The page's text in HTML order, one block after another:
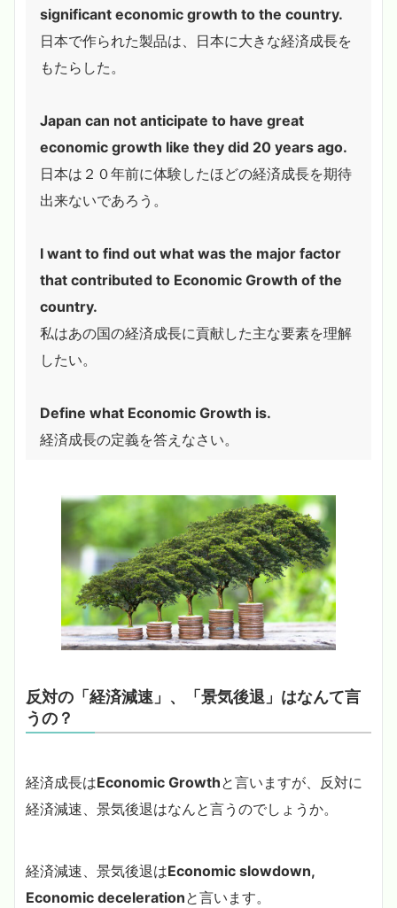
significant economic growth to the country.
日本で作られた製品は、日本に大きな経済成長を
もたらした。
Japan can not anticipate to have great
economic growth like they did 20 years ago.
日本は２０年前に体験したほどの経済成長を期待
出来ないであろう。
I want to find out what was the major factor
that contributed to Economic Growth of the
country.
私はあの国の経済成長に貢献した主な要素を理解
したい。
Define what Economic Growth is.
経済成長の定義を答えなさい。
反対の「経済減速」、「景気後退」はなんて言
うの？
経済成長はEconomic Growthと言いますが、反対に
経済減速、景気後退はなんと言うのでしょうか。
経済減速、景気後退はEconomic slowdown,
Economic decelerationと言います。